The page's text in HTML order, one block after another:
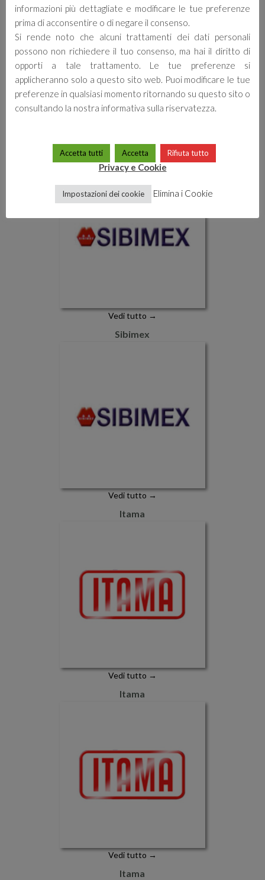
Sibimex
Vedi tutto →
Sibimex
Vedi tutto →
Itama
Vedi tutto →
Itama
Vedi tutto →
Itama
informazioni più dettagliate e modificare le tue preferenze
prima di acconsentire o di negare il consenso.
Si rende noto che alcuni trattamenti dei dati personali
possono non richiedere il tuo consenso, ma hai il diritto di
opporti a tale trattamento. Le tue preferenze si
applicheranno solo a questo sito web. Puoi modificare le tue
preferenze in qualsiasi momento ritornando su questo sito o
consultando la nostra informativa sulla riservatezza.
Accetta tutti Accetta Rifiuta tutto
Privacy e Cookie
Impostazioni dei cookie Elimina i Cookie